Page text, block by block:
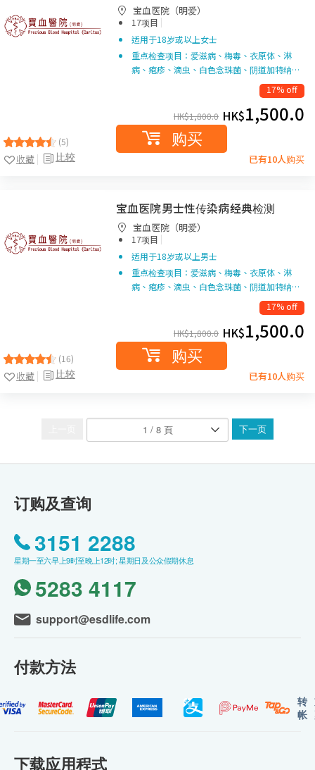
(5)
比较
收藏
宝血医院（明爱）
17项目 |
适用于18岁或以上女士
重点检查项目：爱滋病、梅毒、衣原体、淋
病、疱疹、滴虫、白色念珠菌、阴道加特纳…
17% off
HK$1,800.0 HK$1,500.0
购买
已有10人购买
(16)
比较
收藏
宝血医院男士性传染病经典检测
宝血医院（明爱）
17项目 |
适用于18岁或以上男士
重点检查项目：爱滋病、梅毒、衣原体、淋
病、疱疹、滴虫、白色念珠菌、阴道加特纳…
17% off
HK$1,800.0 HK$1,500.0
购买
已有10人购买
下一页
订购及查询
3151 2288
星期一至六早上9时至晚上12时; 星期日及公众假期休息
5283 4117
support@esdlife.com
付款方法
转
帐
下载应用程式